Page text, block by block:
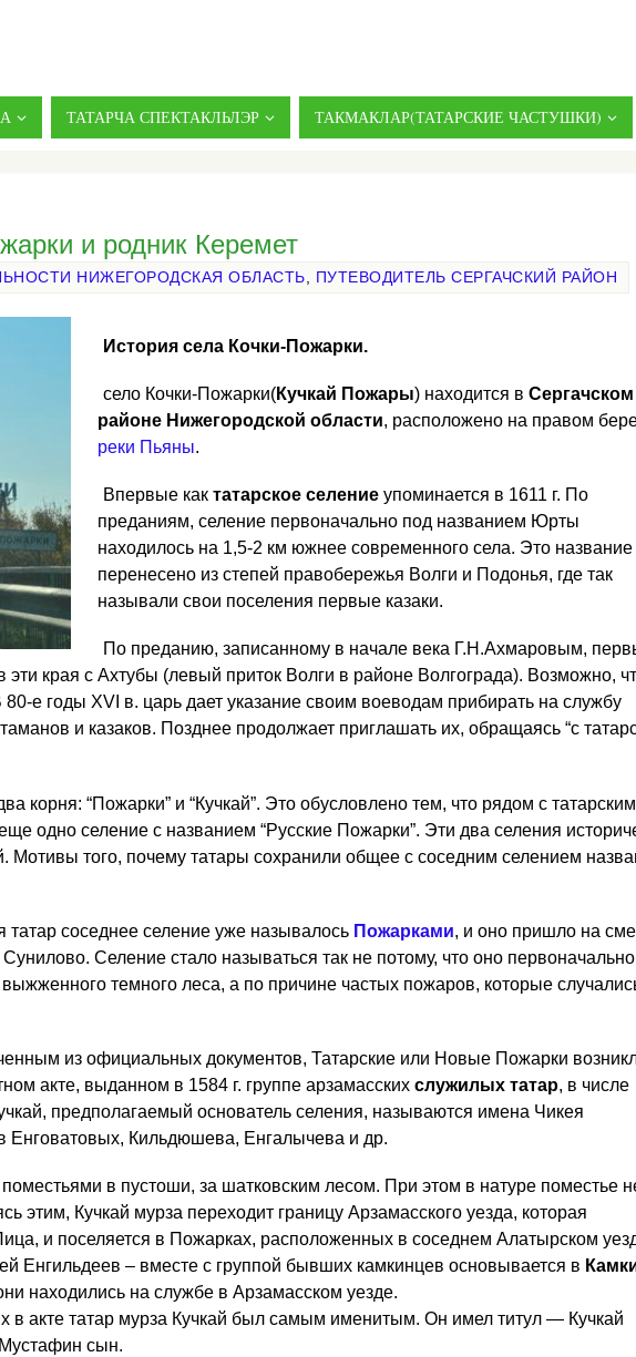
ТАТАРЧА СПЕКТАКЛЬЛЭР ТАКМАКЛАР(ТАТАРСКИЕ ЧАСТУШКИ)
и родник Керемет
НИЖЕГОРОДСКАЯ ОБЛАСТЬ, ПУТЕВОДИТЕЛЬ СЕРГАЧСКИЙ РАЙОН
История села Кочки-Пожарки.
село Кочки-Пожарки(Кучкай Пожары) находится в Сергачском
районе Нижегородской области, расположено на правом
реки Пьяны.
Впервые как татарское селение упоминается в 1611 г. По
преданиям, селение первоначально под названием Юрты
находилось на 1,5-2 км южнее современного села. Это название
перенесено из степей правобережья Волги и Подонья, где так
называли свои поселения первые казаки.
По преданию, записанному в начале века Г.Н.Ахмаровым,
края с Ахтубы (левый приток Волги в районе Волгограда). Возможно,
е годы XVI в. царь дает указание своим воеводам прибирать на службу
и казаков. Позднее продолжает приглашать их, обращаясь “с
корня: “Пожарки” и “Кучкай”. Это обусловлено тем, что рядом с татарским
одно селение с названием “Русские Пожарки”. Эти два селения
Мотивы того, почему татары сохранили общее с соседним селением
татар соседнее селение уже называлось Пожарками, и оно пришло на
Селение стало называться так не потому, что оно первоначально
темного леса, а по причине частых пожаров, которые
из официальных документов, Татарские или Новые Пожарки
акте, выданном в 1584 г. группе арзамасских служилых татар, в числе
предполагаемый основатель селения, называются имена Чикея
Енговатовых, Кильдюшева, Енгалычева и др.
в пустоши, за шатковским лесом. При этом в натуре поместье
этим, Кучкай мурза переходит границу Арзамасского уезда, которая
и поселяется в Пожарках, расположенных в соседнем Алатырском
Енгильдеев – вместе с группой бывших камкинцев основывается в
находились на службе в Арзамасском уезде.
в акте татар мурза Кучкай был самым именитым. Он имел титул — Кучкай
сын.